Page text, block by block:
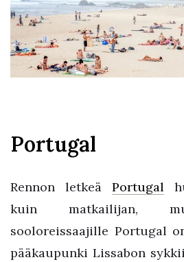
Portugal
Rennon letkeä Portugal
kuin matkailijan,
sooloreissaajille Portugal
pääkaupunki Lissabon